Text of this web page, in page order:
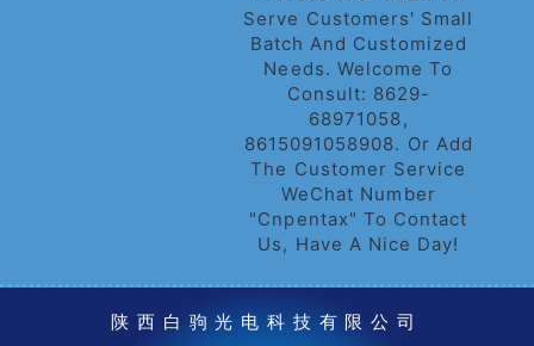
Serve Customers' Small
Batch And Customized
Needs. Welcome To
Consult: 8629-
68971058,
8615091058908. Or Add
The Customer Service
WeChat Number
"cnpentax" To Contact
Us, Have A Nice Day!
陕西白驹光电科技有限公司